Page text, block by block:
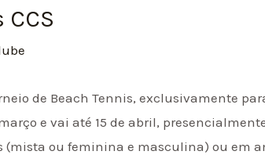
de Beach Tennis, exclusivamente
e vai até 15 de abril,
ou feminina e masculina) ou em